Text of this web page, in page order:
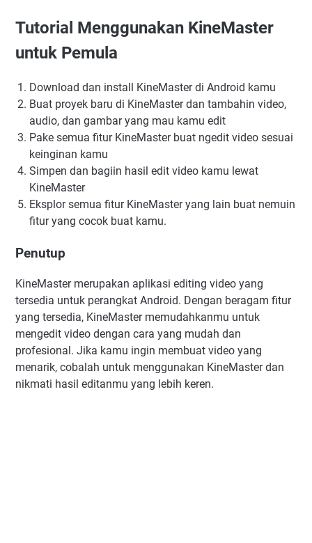
Tutorial Menggunakan KineMaster
untuk Pemula
Download dan install KineMaster di Android kamu
Buat proyek baru di KineMaster dan tambahin video,
audio, dan gambar yang mau kamu edit
Pake semua fitur KineMaster buat ngedit video sesuai
keinginan kamu
Simpen dan bagiin hasil edit video kamu lewat
KineMaster
Eksplor semua fitur KineMaster yang lain buat nemuin
fitur yang cocok buat kamu.
Penutup
KineMaster merupakan aplikasi editing video yang
tersedia untuk perangkat Android. Dengan beragam fitur
yang tersedia, KineMaster memudahkanmu untuk
mengedit video dengan cara yang mudah dan
profesional. Jika kamu ingin membuat video yang
menarik, cobalah untuk menggunakan KineMaster dan
nikmati hasil editanmu yang lebih keren.